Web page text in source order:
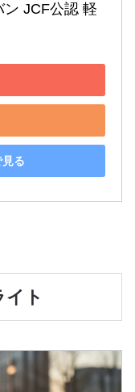
JCF公認 軽
る
イト